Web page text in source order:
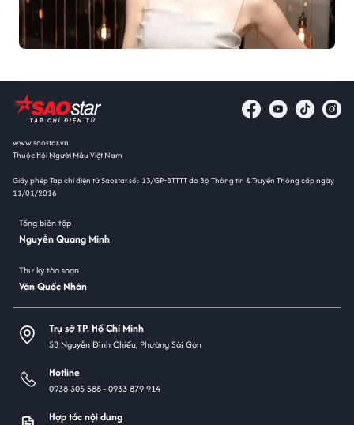
www.saostar.vn
Thuộc Hội Người Mẫu Việt Nam
Giấy phép Tạp chí điện tử Saostar số: 13/GP-BTTTT do Bộ Thông tin & Truyền Thông cấp ngày
11/01/2016
Tổng biên tập
Nguyễn Quang Minh
Thư ký tòa soạn
Văn Quốc Nhân
Trụ sở TP. Hồ Chí Minh
5B Nguyễn Đình Chiểu, Phường Sài Gòn
Hotline
0938 305 588 -0933 879 914
Hợp tác nội dung